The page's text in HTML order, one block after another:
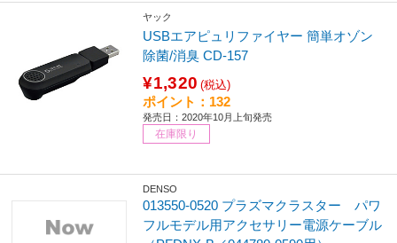
ヤック
USBエアピュリファイヤー 簡単オゾン
除菌/消臭 CD-157
¥1,320 (税込)
ポイント：132
発売日：2020年10月上旬発売
在庫限り
DENSO
013550-0520 プラズマクラスター パワ
フルモデル用アクセサリー電源ケーブル